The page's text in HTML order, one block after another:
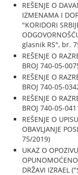
REŠENJE O
IZMENAMA I
"KORIDORI
glasnik RS", br.
REŠENJE O
BROJ 740-05-
REŠENJE O
BROJ 740-05-
REŠENJE O
BROJ 740-05-
REŠENJE O
OBAVLJANJE
75/2019)
UKAZ O
DRŽAVI IZRAEL